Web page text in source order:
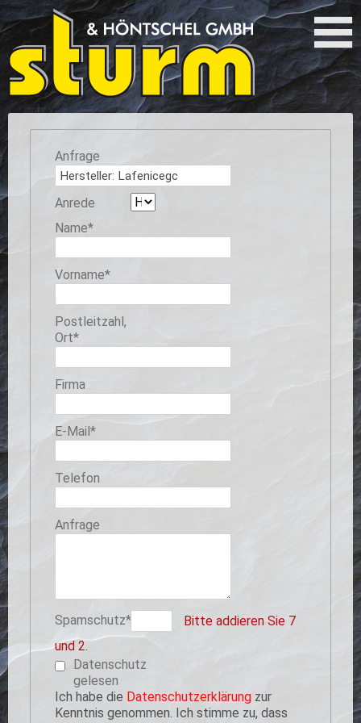
Anfrage
Anrede
Pflichtfeld
Name*
Pflichtfeld
Vorname*
Pflichtfeld
Postleitzahl,
Ort*
Firma
Pflichtfeld
E-Mail*
Telefon
Anfrage
Pflichtfeld
Spamschutz*
Bitte addieren Sie 7
und 2.
Datenschutz
gelesen
Ich habe die Datenschutzerklärung zur
Kenntnis genommen. Ich stimme zu, dass